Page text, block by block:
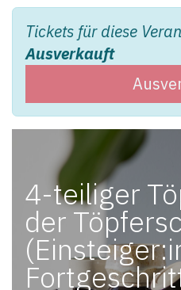
Tickets für diese
Ausverkauft
4-teiliger
der